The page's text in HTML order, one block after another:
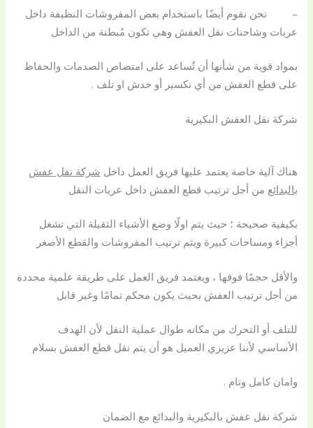
– نحن نقوم أيضًا باستخدام بعض المفروشات النظيفة داخل
عربات وشاحنات نقل العفش وهي تكون مُبطنة من الداخل
بمواد قوية من شأنها أن تُساعد على امتصاص الصدمات والحفاظ
على قطع العفش من أي تكسير أو خدش او تلف .
شركة نقل العفش البكيرية
هناك آلية خاصة يعتمد عليها فريق العمل داخل شركة نقل عفش
بالبدائع من أجل ترتيب قطع العفش داخل عربات النقل
بكيفية صحيحة ؛ حيث يتم اولًا وضع الأشياء الثقيلة التي تشغل
أجزاء ومساحات كبيرة ويتم ترتيب المفروشات والقطع الأصغر
والأقل حجمًا فوقها ، ويعتمد فريق العمل على طريقة علمية محددة
من أجل ترتيب العفش بحيث يكون محكم تمامًا وغير قابل
للتلف أو التحرك من مكانه طوال عملية النقل لأن الهدف
الأساسي لأننا عزيزي العميل هو أن يتم نقل قطع العفش بسلام
وامان كامل وتام .
شركة نقل عفش بالبكيرية والبدائع مع الضمان